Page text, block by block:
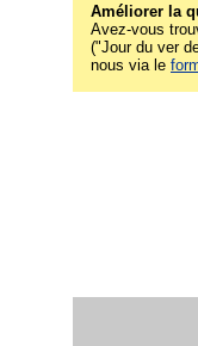
Améliorer la
Avez-vous
("Jour du ver
nous via le